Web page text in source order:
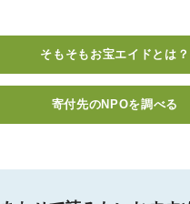
a
t
そもそもお宝エイドとは？
寄付先のNPOを調べる